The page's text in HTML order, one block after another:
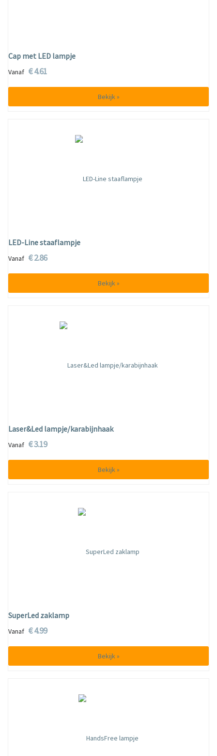
Cap met LED lampje
Vanaf € 4.61
Bekijk »
LED-Line staaflampje
Vanaf € 2.86
Bekijk »
Laser&Led lampje/karabijnhaak
Vanaf € 3.19
Bekijk »
SuperLed zaklamp
Vanaf € 4.99
Bekijk »